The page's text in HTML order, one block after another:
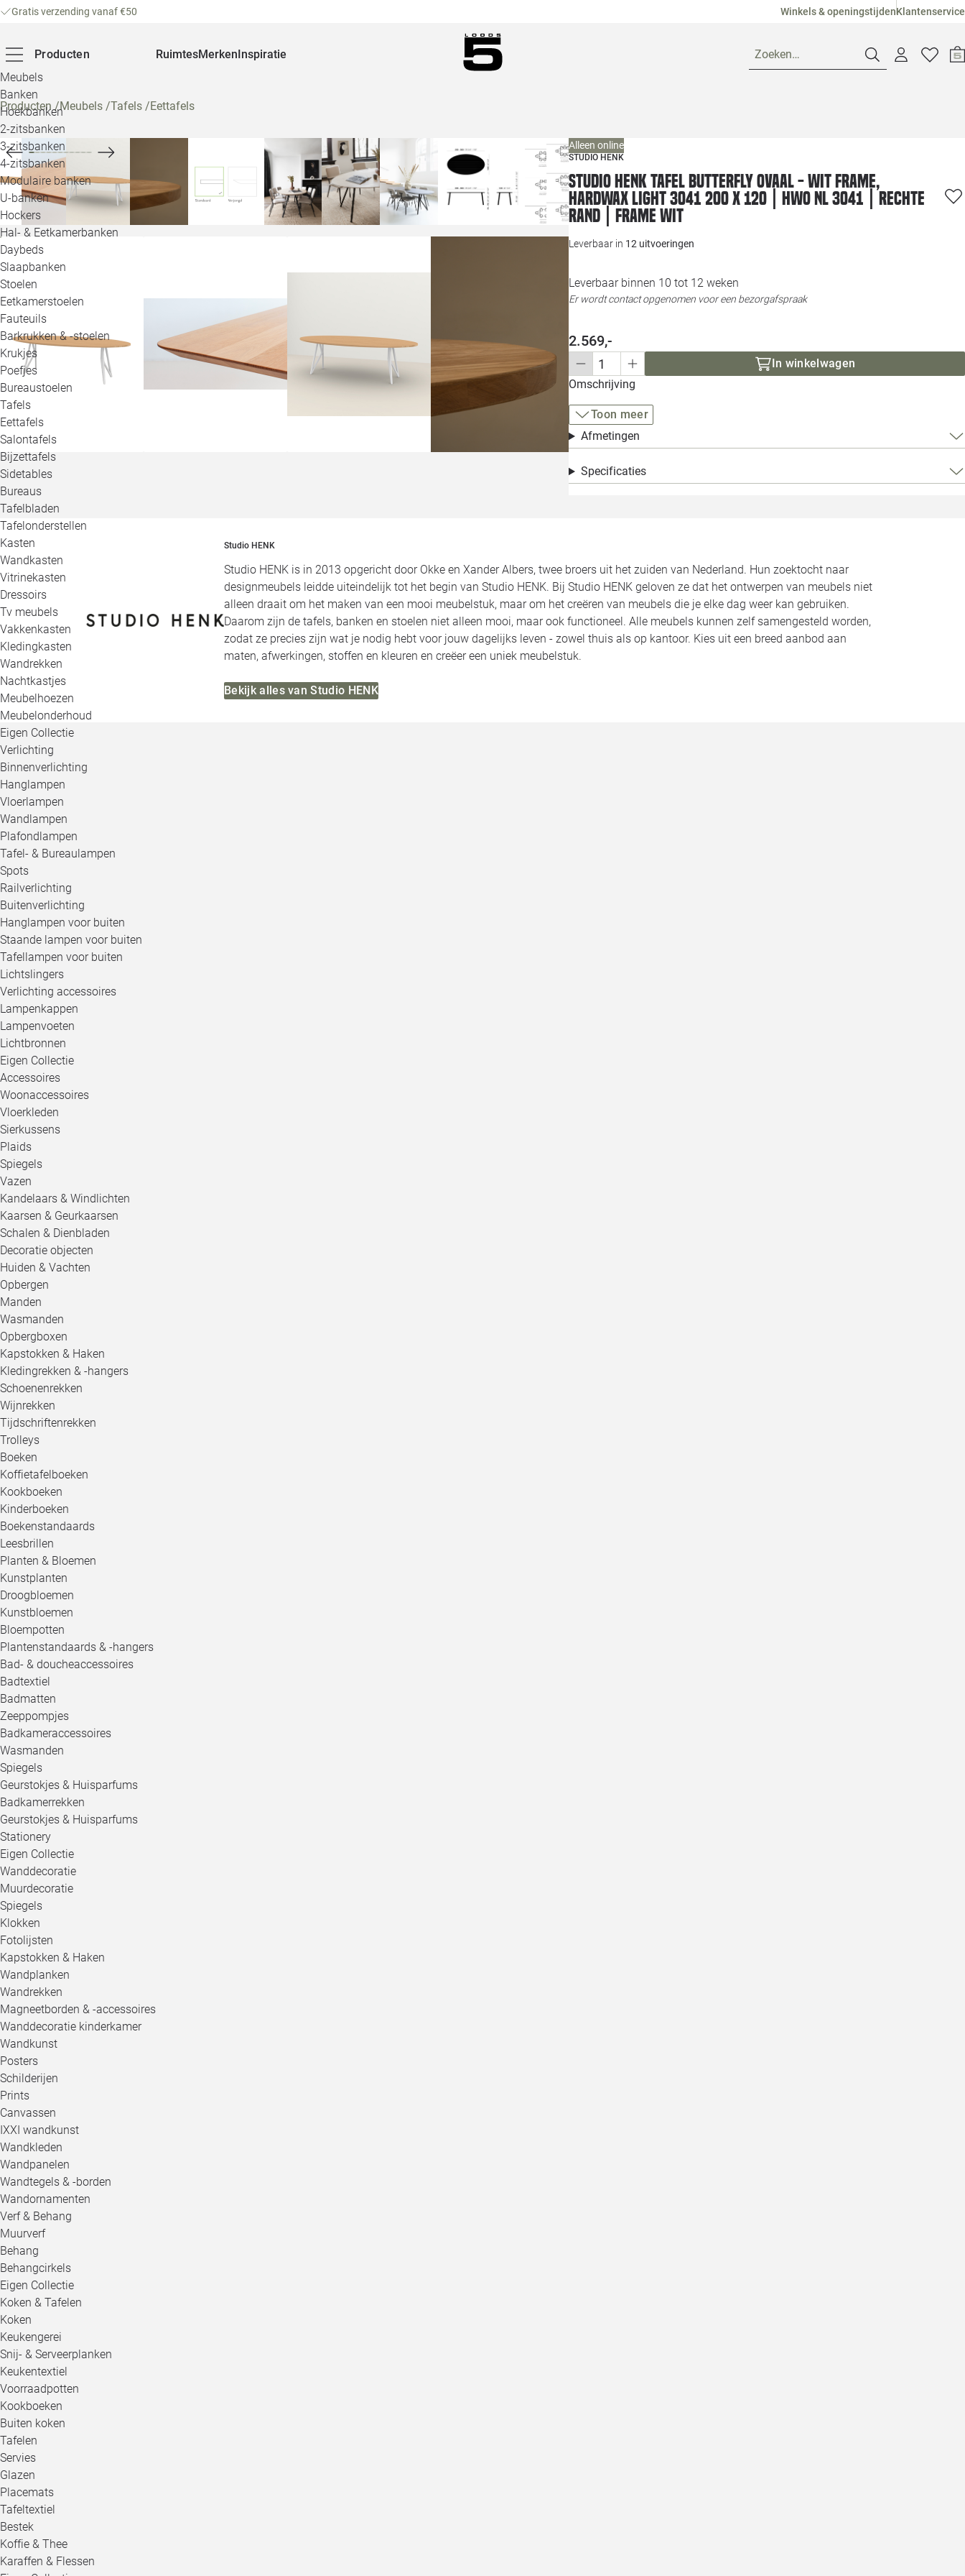
Gratis verzending vanaf €50 Winkels & openingstijdenKlantenservice
Producten
Meubels
Banken
Hoekbanken
2-zitsbanken
3-zitsbanken
4-zitsbanken
Modulaire banken
U-banken
Hockers
Hal- & Eetkamerbanken
Daybeds
Slaapbanken
Stoelen
Eetkamerstoelen
Fauteuils
Barkrukken & -stoelen
Krukjes
Poefjes
Bureaustoelen
Tafels
Eettafels
Salontafels
Bijzettafels
Sidetables
Bureaus
Tafelbladen
Tafelonderstellen
Kasten
Wandkasten
Vitrinekasten
Dressoirs
Tv meubels
Vakkenkasten
Kledingkasten
Wandrekken
Nachtkastjes
Meubelhoezen
Meubelonderhoud
Eigen Collectie
Verlichting
Binnenverlichting
Hanglampen
Vloerlampen
Wandlampen
Plafondlampen
Tafel- & Bureaulampen
Spots
Railverlichting
Buitenverlichting
Hanglampen voor buiten
Staande lampen voor buiten
Tafellampen voor buiten
Lichtslingers
Verlichting accessoires
Lampenkappen
Lampenvoeten
Lichtbronnen
Eigen Collectie
Accessoires
Woonaccessoires
Vloerkleden
Sierkussens
Plaids
Spiegels
Vazen
Kandelaars & Windlichten
Kaarsen & Geurkaarsen
Schalen & Dienbladen
Decoratie objecten
Huiden & Vachten
Opbergen
Manden
Wasmanden
Opbergboxen
Kapstokken & Haken
Kledingrekken & -hangers
Schoenenrekken
Wijnrekken
Tijdschriftenrekken
Trolleys
Boeken
Koffietafelboeken
Kookboeken
Kinderboeken
Boekenstandaards
Leesbrillen
Planten & Bloemen
Kunstplanten
Droogbloemen
Kunstbloemen
Bloempotten
Plantenstandaards & -hangers
Bad- & doucheaccessoires
Badtextiel
Badmatten
Zeeppompjes
Badkameraccessoires
Wasmanden
Spiegels
Geurstokjes & Huisparfums
Badkamerrekken
Geurstokjes & Huisparfums
Stationery
Eigen Collectie
Wanddecoratie
Muurdecoratie
Spiegels
Klokken
Fotolijsten
Kapstokken & Haken
Wandplanken
Wandrekken
Magneetborden & -accessoires
Wanddecoratie kinderkamer
Wandkunst
Posters
Schilderijen
Prints
Canvassen
IXXI wandkunst
Wandkleden
Wandpanelen
Wandtegels & -borden
Wandornamenten
Verf & Behang
Muurverf
Behang
Behangcirkels
Eigen Collectie
Koken & Tafelen
Koken
Keukengerei
Snij- & Serveerplanken
Keukentextiel
Voorraadpotten
Kookboeken
Buiten koken
Tafelen
Servies
Glazen
Placemats
Tafeltextiel
Bestek
Koffie & Thee
Karaffen & Flessen
RuimtesMerkenInspiratie Zoeken…
Winkels
Producten/Meubels /Tafels /Eettafels
Alleen online
STUDIO HENK
Studio HENK tafel Butterfly Ovaal - wit frame,
hardwax light 3041 200 x 120 | HWO NL 3041 | Rechte
Rand | Frame Wit
Leverbaar in 12 uitvoeringen
Leverbaar binnen 10 tot 12 weken
Er wordt contact opgenomen voor een bezorgafspraak
2.569,-
In winkelwagen
Omschrijving
Toon meer
Afmetingen
Specificaties
Studio HENK
Studio HENK is in 2013 opgericht door Okke en Xander Albers, twee broers uit het zuiden van Nederland. Hun zoektocht naar
designmeubels leidde uiteindelijk tot het begin van Studio HENK. Bij Studio HENK geloven ze dat het ontwerpen van meubels niet
alleen draait om het maken van een mooi meubelstuk, maar om het creëren van meubels die je elke dag weer kan gebruiken.
Daarom zijn de tafels, banken en stoelen niet alleen mooi, maar ook functioneel. Alle meubels kunnen zelf samengesteld worden,
zodat ze precies zijn wat je nodig hebt voor jouw dagelijks leven - zowel thuis als op kantoor. Kies uit een breed aanbod aan
maten, afwerkingen, stoffen en kleuren en creëer een uniek meubelstuk.
Bekijk alles van Studio HENK